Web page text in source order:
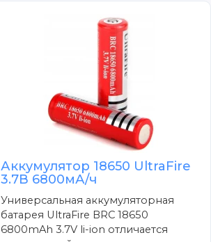
Аккумулятор 18650 UltraFire
3.7В 6800мА/ч
Универсальная аккумуляторная
батарея UltraFire BRC 18650
6800mAh 3.7V li-ion отличается